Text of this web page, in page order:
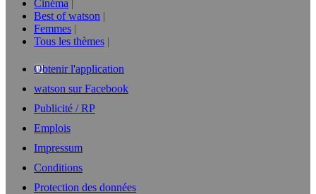
Cinéma
Best of watson
Femmes
Tous les thèmes
Obtenir l'application
watson sur Facebook
Publicité / RP
Emplois
Impressum
Conditions
Protection des données